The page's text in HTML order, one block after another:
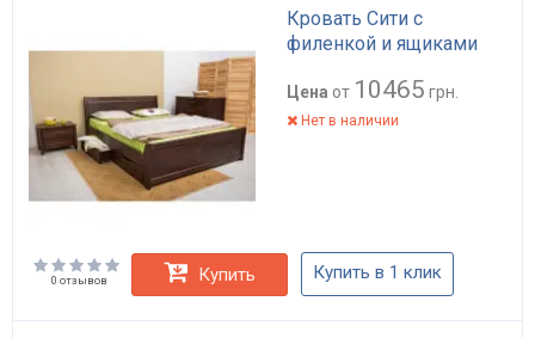
Кровать Сити с
филенкой и ящиками
Цена от 10465 грн.
Нет в наличии
0 отзывов Купить Купить в 1 клик